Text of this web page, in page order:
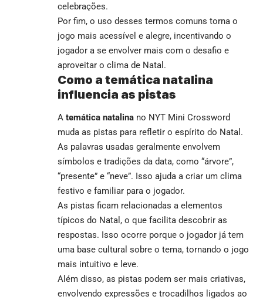
celebrações.
Por fim, o uso desses termos comuns torna o
jogo mais acessível e alegre, incentivando o
jogador a se envolver mais com o desafio e
aproveitar o clima de Natal.
Como a temática natalina
influencia as pistas
A temática natalina no NYT Mini Crossword
muda as pistas para refletir o espírito do Natal.
As palavras usadas geralmente envolvem
símbolos e tradições da data, como “árvore”,
“presente” e “neve”. Isso ajuda a criar um clima
festivo e familiar para o jogador.
As pistas ficam relacionadas a elementos
típicos do Natal, o que facilita descobrir as
respostas. Isso ocorre porque o jogador já tem
uma base cultural sobre o tema, tornando o jogo
mais intuitivo e leve.
Além disso, as pistas podem ser mais criativas,
envolvendo expressões e trocadilhos ligados ao